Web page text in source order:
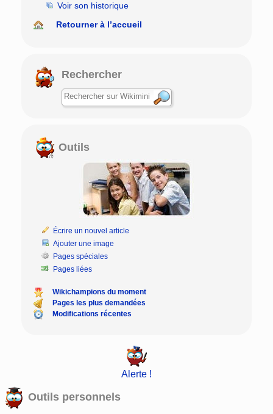
Voir son historique
Retourner à l’accueil
Rechercher
Outils
Écrire un nouvel article
Ajouter une image
Pages spéciales
Pages liées
Wikichampions du moment
Pages les plus demandées
Modifications récentes
Alerte !
Outils personnels